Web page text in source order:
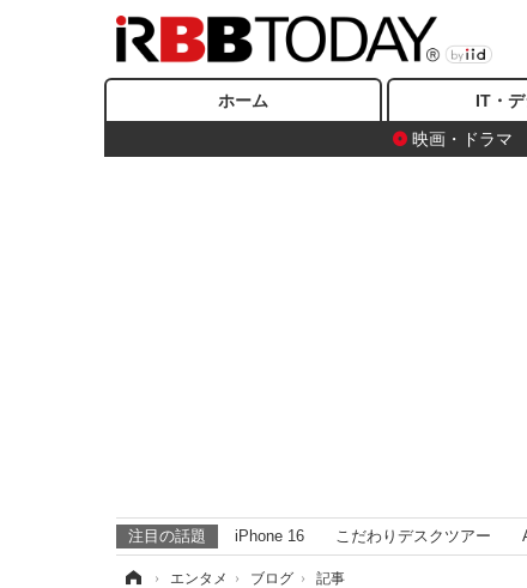
ホーム IT・
映画・ドラマ
注目の話題 iPhone 16 こだわりデスクツアー
› エンタメ › ブログ › 記事